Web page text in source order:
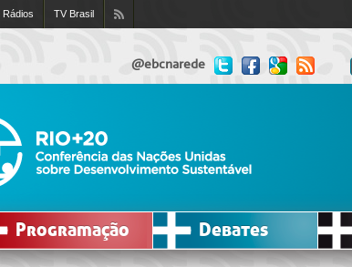
Rádios TV Brasil
@ebcnarede
Programação Debates